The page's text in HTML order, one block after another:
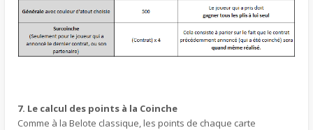
7. Le calcul des points à la Coinche
Comme à la Belote classique, les points de chaque carte